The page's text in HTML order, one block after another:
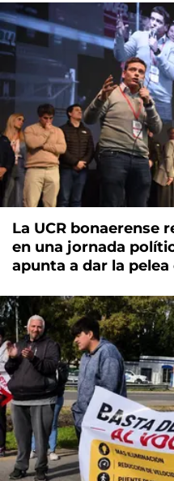
La UCR bonaerense
en una jornada
apunta a dar la pelea